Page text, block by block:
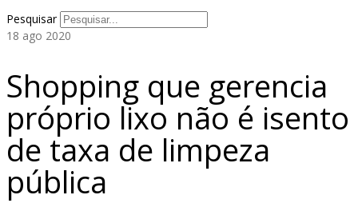
Pesquisar
18 ago 2020
Shopping que gerencia
próprio lixo não é isento
de taxa de limpeza
pública